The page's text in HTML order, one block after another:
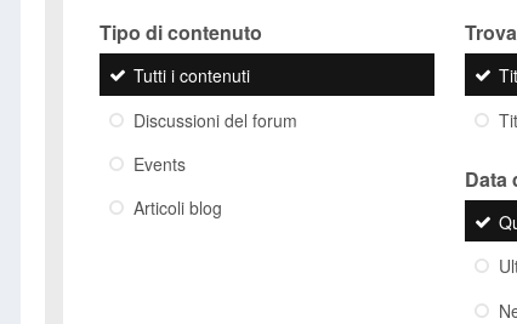
Tipo di contenuto
Tutti i contenuti
Discussioni del forum
Events
Articoli blog
Data